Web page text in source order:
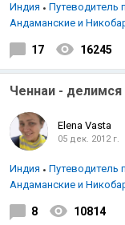
Индия Путеводитель
Андаманские и
17 16245
Ченнаи -
Elena Vasta
05 дек. 2012 г.
Индия Путеводитель
Андаманские и
8 10814